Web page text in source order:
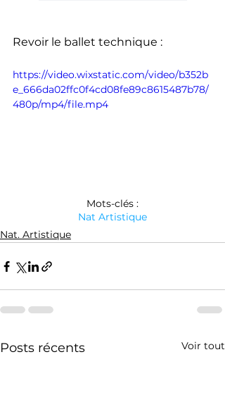
Revoir le ballet technique :
https://video.wixstatic.com/video/b352b
e_666da02ffc0f4cd08fe89c8615487b78/
480p/mp4/file.mp4
Mots-clés :
Nat Artistique
Nat. Artistique
Posts récents Voir tout